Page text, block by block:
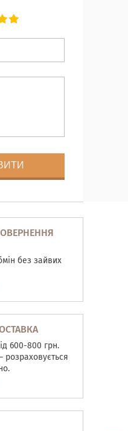
без зайвих
600-800 грн.
розраховується